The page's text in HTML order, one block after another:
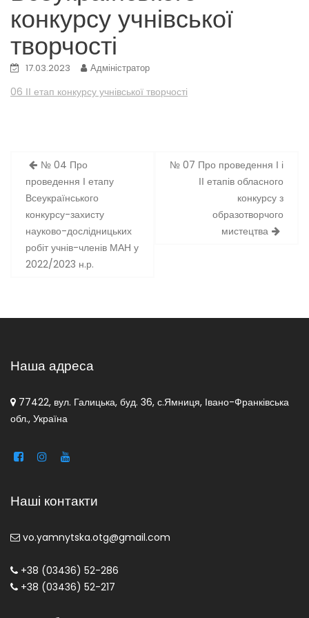
конкурсу учнівської
творчості
17.03.2023 Адміністратор
06 ІІ етап конкурсу учнівської творчості
Навігація
записів
№ 04 Про
проведення І етапу
Всеукраїнського
конкурсу-захисту
науково-дослідницьких
робіт учнів-членів МАН у
2022/2023 н.р.
№ 07 Про проведення І і
ІІ етапів обласного
конкурсу з
образотворчого
мистецтва
Наша адреса
77422, вул. Галицька, буд. 36, с.Ямниця, Івано-Франківська
обл., Україна
Наші контакти
vo.yamnytska.otg@gmail.com
+38 (03436) 52-286
+38 (03436) 52-217